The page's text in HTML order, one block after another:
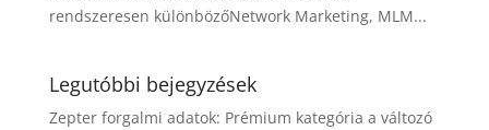
rendszeresen különbözőNetwork Marketing, MLM...
Legutóbbi bejegyzések
Zepter forgalmi adatok: Prémium kategória a változó